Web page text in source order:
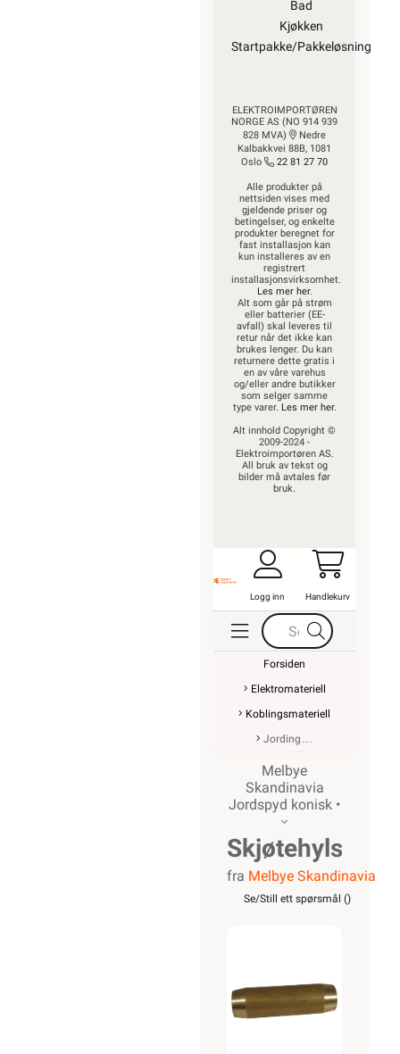
Bad
Kjøkken
Startpakke/Pakkeløsning
ELEKTROIMPORTØREN
NORGE AS (NO 914 939
828 MVA)
Nedre
Kalbakkvei 88B, 1081
Oslo
22 81 27 70
Alle produkter på
nettsiden vises med
gjeldende priser og
betingelser, og enkelte
produkter beregnet for
fast installasjon kan
kun installeres av en
registrert
installasjonsvirksomhet.
Les mer her.
Alt som går på strøm
eller batterier (EE-
avfall) skal leveres til
retur når det ikke kan
brukes lenger. Du kan
returnere dette gratis i
en av våre varehus
og/eller andre butikker
som selger samme
type varer. Les mer her.
Alt innhold Copyright ©
2009-2024 -
Elektroimportøren AS.
All bruk av tekst og
bilder må avtales før
bruk.
Logg inn Handlekurv
Forsiden
Elektromateriell
Koblingsmateriell
Jording
Melbye
Skandinavia
Jordspyd konisk •
Skjøtehylse
14,2
fra Melbye Skandinavia
Se/Still ett spørsmål ()